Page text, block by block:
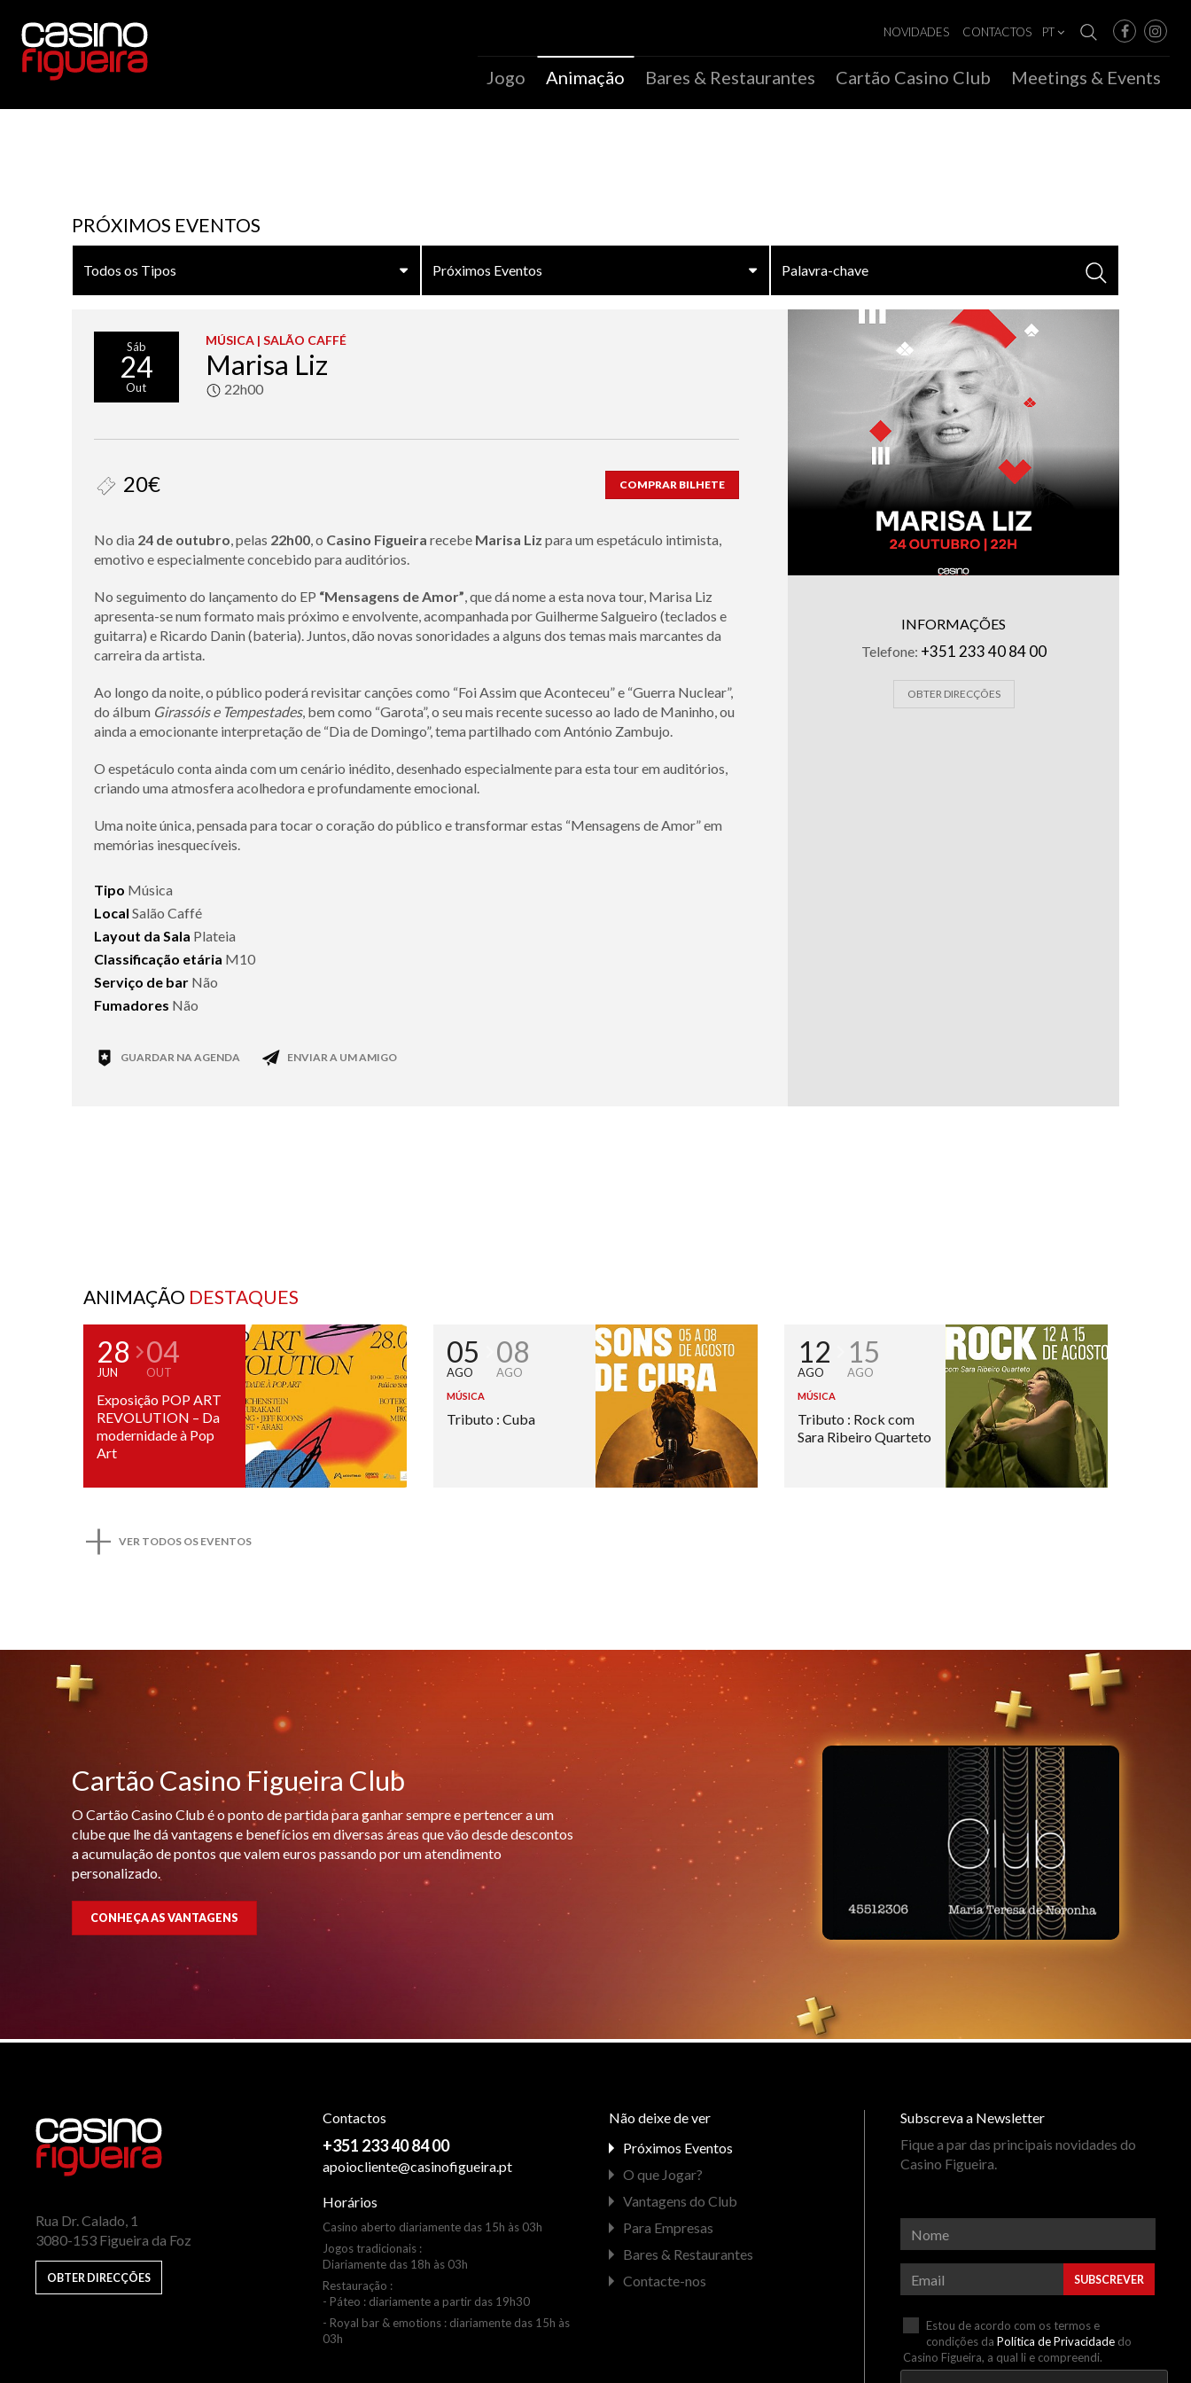
Casino
Figueira
NOVIDADES CONTACTOS PT
Jogo Animação Bares & Restaurantes Cartão Casino Club Meetings & Events
PRÓXIMOS EVENTOS
Sáb
24
Out
MÚSICA | SALÃO CAFFÉ
Marisa Liz
22h00
20€ COMPRAR BILHETE
No dia 24 de outubro , pelas 22h00, o Casino Figueira recebe Marisa Liz para um espetáculo intimista,
emotivo e especialmente concebido para auditórios.
No seguimento do lançamento do EP “Mensagens de Amor” , que dá nome a esta nova tour, Marisa Liz
apresenta-se num formato mais próximo e envolvente, acompanhada por Guilherme Salgueiro (teclados e
guitarra) e Ricardo Danin (bateria). Juntos, dão novas sonoridades a alguns dos temas mais marcantes da
carreira da artista.
Ao longo da noite, o público poderá revisitar canções como “Foi Assim que Aconteceu” e “Guerra Nuclear”,
do álbum Girassóis e Tempestades, bem como “Garota”, o seu mais recente sucesso ao lado de Maninho, ou
ainda a emocionante interpretação de “Dia de Domingo”, tema partilhado com António Zambujo.
O espetáculo conta ainda com um cenário inédito, desenhado especialmente para esta tour em auditórios,
criando uma atmosfera acolhedora e profundamente emocional.
Uma noite única, pensada para tocar o coração do público e transformar estas “Mensagens de Amor” em
memórias inesquecíveis.
Tipo Música
Local Salão Caffé
Layout da Sala Plateia
Classificação etária M10
Serviço de barNão
Fumadores Não
GUARDAR NA AGENDA ENVIAR A UM AMIGO
INFORMAÇÕES
Telefone: +351 233 40 84 00
OBTER DIRECÇÕES
ANIMAÇÃO DESTAQUES
28
JUN
04
OUT
Exposição POP ART
REVOLUTION – Da
modernidade à Pop
Art
05
AGO
08
AGO
MÚSICA
Tributo : Cuba
12
AGO
15
AGO
MÚSICA
Tributo : Rock com
Sara Ribeiro Quarteto
+ VER TODOS OS EVENTOS
Cartão Casino Figueira Club
O Cartão Casino Club é o ponto de partida para ganhar sempre e pertencer a um
clube que lhe dá vantagens e benefícios em diversas áreas que vão desde descontos
a acumulação de pontos que valem euros passando por um atendimento
personalizado.
CONHEÇA AS VANTAGENS
Rua Dr. Calado, 1
3080-153 Figueira da Foz
OBTER DIRECÇÕES
Contactos
+351 233 40 84 00
apoiocliente@casinofigueira.pt
Horários
Casino aberto diariamente das 15h às 03h
Jogos tradicionais :
Diariamente das 18h às 03h
Restauração :
- Páteo : diariamente a partir das 19h30
- Royal bar & emotions : diariamente das 15h às
03h
Não deixe de ver
Próximos Eventos
O que Jogar?
Vantagens do Club
Para Empresas
Bares & Restaurantes
Contacte-nos
Subscreva a Newsletter
Fique a par das principais novidades do
Casino Figueira.
SUBSCREVER
Estou de acordo com os termos e
condições daPolítica de Privacidade do
Casino Figueira, a qual li e compreendi.